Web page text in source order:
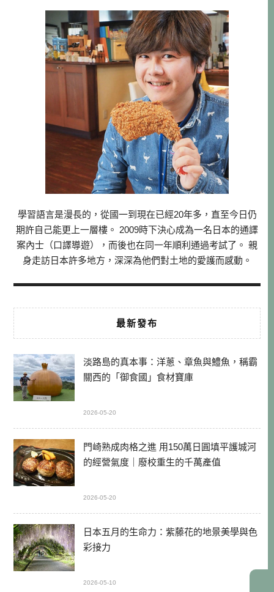
學習語言是漫長的，從國一到現在已經20年多，直至今日仍
期許自己能更上一層樓。 2009時下決心成為一名日本的通譯
案內士（口譯導遊），而後也在同一年順利通過考試了。 親
身走訪日本許多地方，深深為他們對土地的愛護而感動。
最新發布
淡路島的真本事：洋蔥、章魚與鱧魚，稱霸
關西的「御食國」食材寶庫
2026-05-20
門崎熟成肉格之進 用150萬日圓填平護城河
的經營氣度｜廢校重生的千萬產值
2026-05-20
日本五月的生命力：紫藤花的地景美學與色
彩接力
2026-05-10